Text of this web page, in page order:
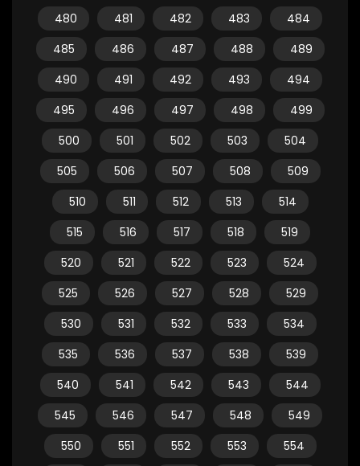
480 481 482 483
484
485
486 487 488
489
490
491 492 493
494
495
496 497 498
499
500
501 502 503
504
505
506 507 508
509
510
511 512 513
514
515
516 517 518
519
520
521 522 523
524
525
526 527 528
529
530
531 532 533
534
535
536 537 538
539
540
541 542 543
544
545
546 547 548
549
550
551 552 553
554